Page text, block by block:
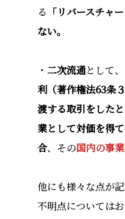
る 「リバースチャ
ない。
・二次流通として
利（著作権法63条
渡する取引をした
業として対価を得
合、その国内の事
他にも様々な点が
不明点については